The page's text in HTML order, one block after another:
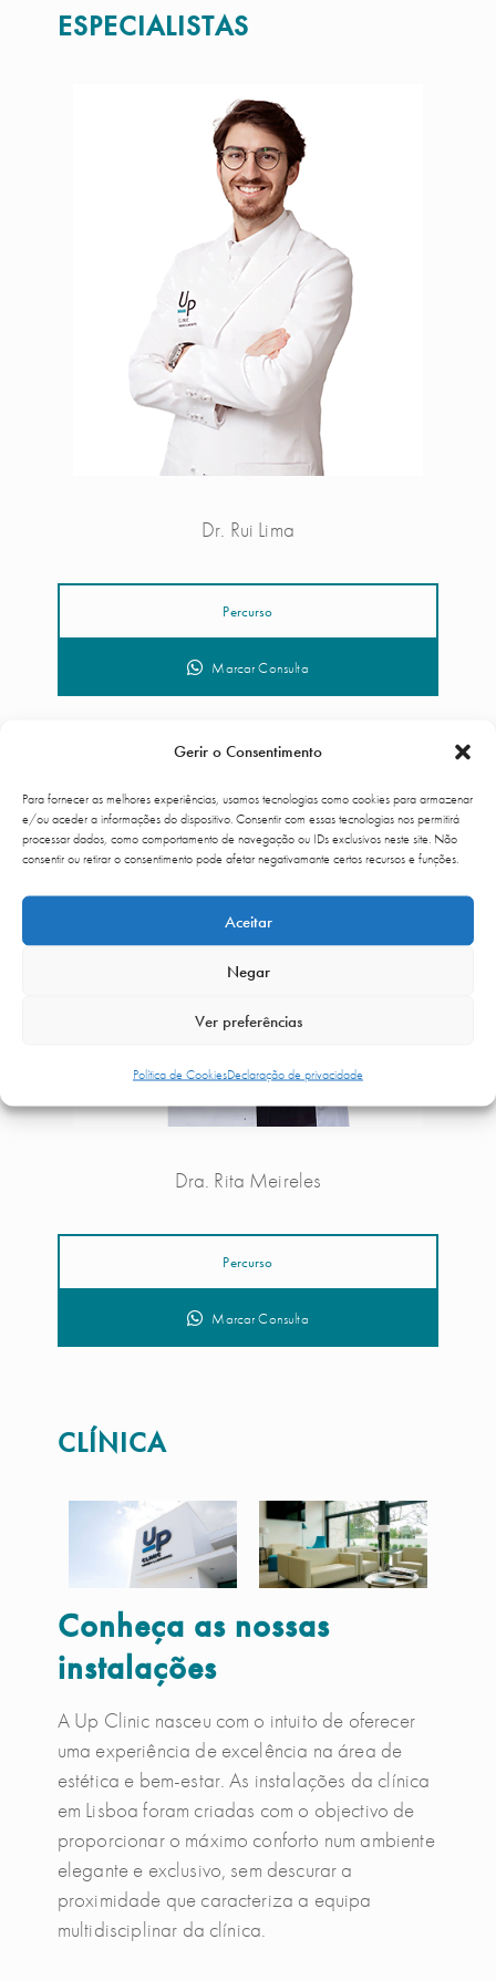
Gerir o Consentimento
Para fornecer as melhores experiências, usamos tecnologias como cookies para armazenar
e/ou aceder a informações do dispositivo. Consentir com essas tecnologias nos permitirá
processar dados, como comportamento de navegação ou IDs exclusivos neste site. Não
consentir ou retirar o consentimento pode afetar negativamante certos recursos e funções.
Aceitar
Negar
Ver preferências
Política de CookiesDeclaração de privacidade
ESPECIALISTAS
Dr. Rui Lima
Percurso
Marcar Consulta
Dra. Rita Meireles
Percurso
Marcar Consulta
CLÍNICA
Conheça as nossas
instalações
A Up Clinic nasceu com o intuito de oferecer
uma experiência de excelência na área de
estética e bem-estar. As instalações da clínica
em Lisboa foram criadas com o objectivo de
proporcionar o máximo conforto num ambiente
elegante e exclusivo, sem descurar a
proximidade que caracteriza a equipa
multidisciplinar da clínica.